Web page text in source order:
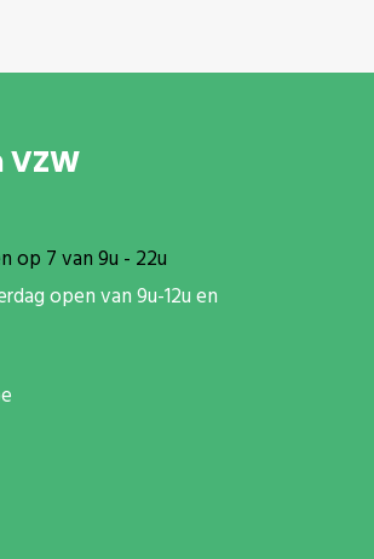
op 7 van 9u - 22u
open van 9u-12u en